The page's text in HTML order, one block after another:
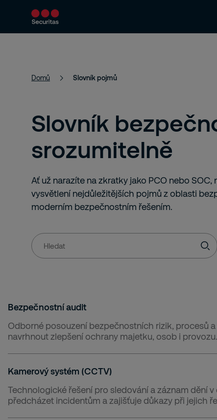
Bezpečnostní řešení Aktuality a články
Domů Slovník pojmů
Slovník
srozumitelně
Ať už narazíte na zkratky jako PCO nebo
vysvětlení nejdůležitějších pojmů z oblasti
moderním bezpečnostním řešením.
Se@Html.PropertyFor(m
=>
m.CurrentPage.SearchInputPlaceholderText)arch
Bezpečnostní audit
Odborné posouzení bezpečnostních rizik, procesů
navrhnout zlepšení ochrany majetku, osob i provozu.
Kamerový systém (CCTV)
Technologické řešení pro sledování a záznam dění
předcházet incidentům a zajišťuje důkazy při jejich